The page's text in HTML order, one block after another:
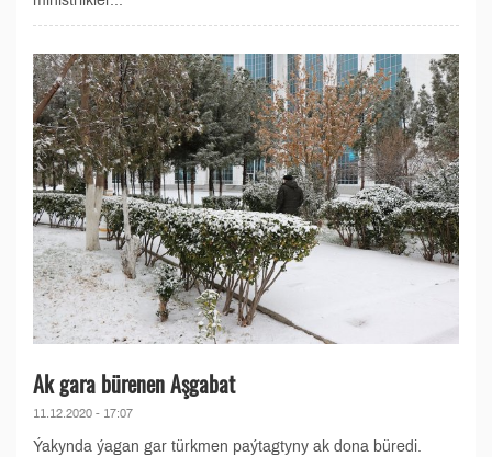
Ak gara bürenen Aşgabat
11.12.2020 - 17:07
Ýakynda ýagan gar türkmen paýtagtyny ak dona büredi.